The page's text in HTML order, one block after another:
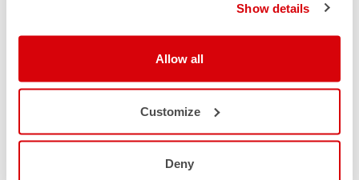
Show details
Allow all
Customize
Deny
AVEZ-VOUS BESOIN D'AIDE ?
Si vous avez des doutes ou besoin d'aide, ne vous inquiétez
nous sommes là pour vous!
email
CONTACTEZ NOUS
Vous avez une question à nous poser?
Contactez notre service clientèle